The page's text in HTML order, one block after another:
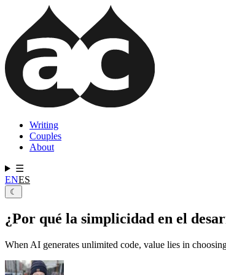
contenido
principal
Navegación
principal
Writing
Couples
About
☰
ENES
☾
¿Por qué la simplicidad en el
When AI generates unlimited code, value lies in